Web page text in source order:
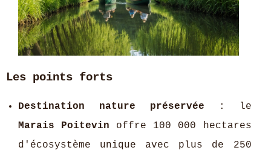
Les points forts
Destination nature préservée : le
Marais Poitevin offre 100 000 hectares
d'écosystème unique avec plus de 250